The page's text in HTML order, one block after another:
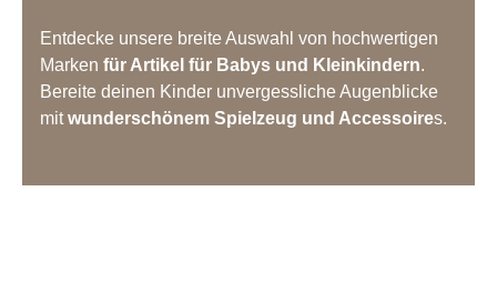
Entdecke unsere breite Auswahl von hochwertigen
Marken für Artikel für Babys und Kleinkindern.
Bereite deinen Kinder unvergessliche Augenblicke
mitwunderschönem Spielzeug und Accessoires.